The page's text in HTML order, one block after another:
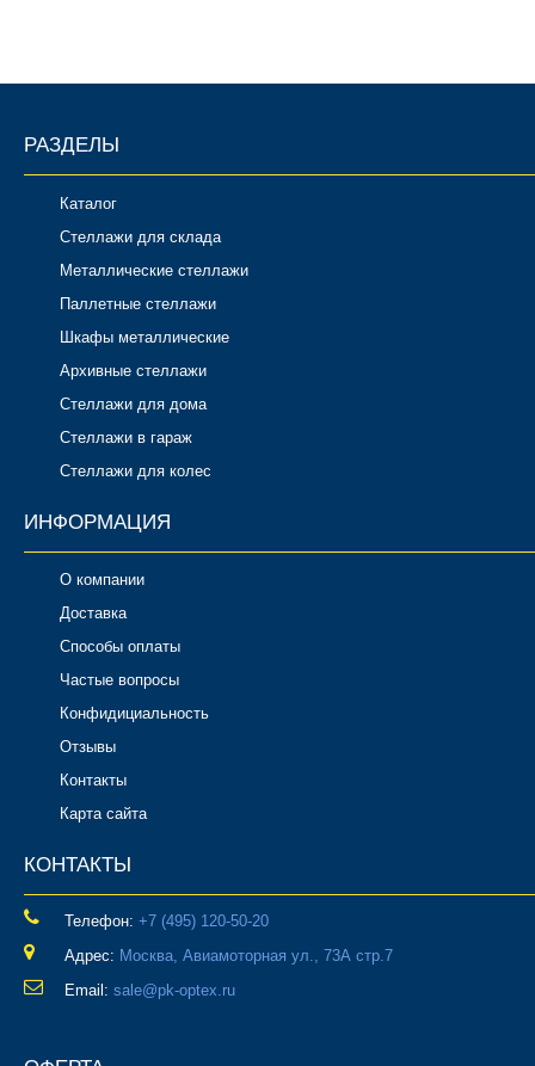
РАЗДЕЛЫ
Каталог
Стеллажи для склада
Металлические стеллажи
Паллетные стеллажи
Шкафы металлические
Архивные стеллажи
Стеллажи для дома
Стеллажи в гараж
Стеллажи для колес
ИНФОРМАЦИЯ
О компании
Доставка
Способы оплаты
Частые вопросы
Конфидициальность
Отзывы
Контакты
Карта сайта
КОНТАКТЫ
Телефон: ‎+7 (495) 120-50-20
Адрес: Москва, Авиамоторная ул., 73А стр.7
Email: sale@pk-optex.ru